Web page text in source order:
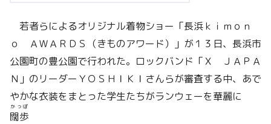
若者らによるオリジナル着物ショー「長浜ｋｉｍｏｎ
ｏ ＡＷＡＲＤＳ（きものアワード）」が１３日、長浜市
公園町の豊公園で行われた。ロックバンド「Ｘ ＪＡＰＡ
Ｎ」のリーダーＹＯＳＨＩＫＩさんらが審査する中、あで
やかな衣装をまとった学生たちがランウェーを華麗に
闊歩
かっぽ